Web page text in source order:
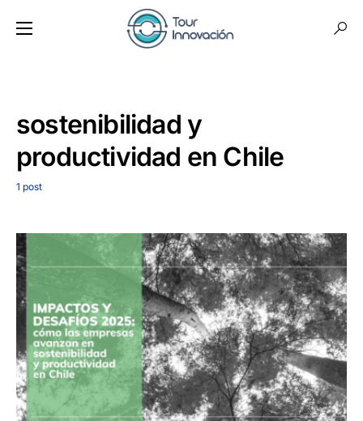
sostenibilidad y
productividad en Chile
1 post